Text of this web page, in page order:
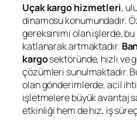
Uçak kargo hizmetleri,
dinamosu konumundadır.
gereksinimi olan işlerde,
katlanarak artmaktadır.
kargosektöründe, hızlı ve
çözümleri sunulmaktadır.
olan gönderimlerde, acil
işletmelere büyük avantaj
etkinliği hem de hız, iş